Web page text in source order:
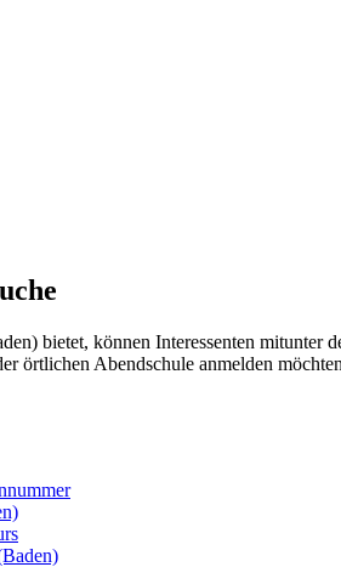
bietet, können Interessenten
örtlichen Abendschule anmelden